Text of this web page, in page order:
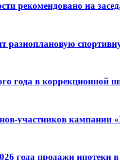
рекомендовано на
разноплановую
года в коррекционной
участников кампании
года продажи ипотеки